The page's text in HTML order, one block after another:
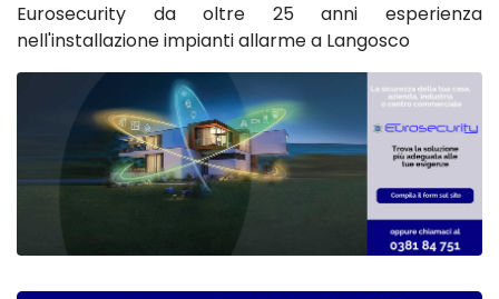
Eurosecurity da oltre 25 anni esperienza
nell'installazione impianti allarme a Langosco